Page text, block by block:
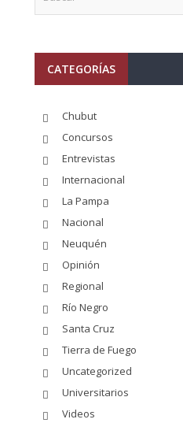
CATEGORÍAS
Chubut
Concursos
Entrevistas
Internacional
La Pampa
Nacional
Neuquén
Opinión
Regional
Río Negro
Santa Cruz
Tierra de Fuego
Uncategorized
Universitarios
Videos